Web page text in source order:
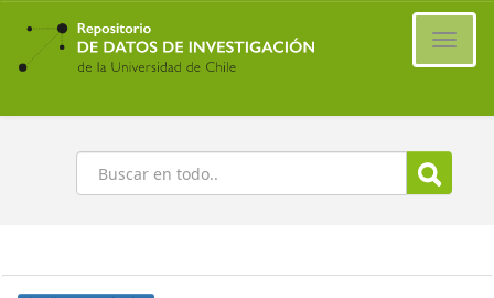
Ir
contenido
principal
Buscar